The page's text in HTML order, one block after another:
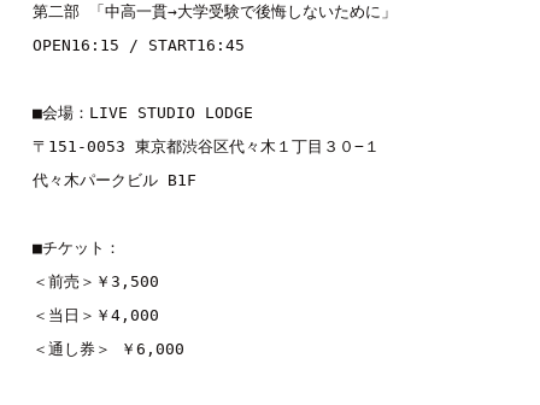
第二部 「中高一貫→大学受験で後悔しないために」
OPEN16:15 / START16:45
■会場：LIVE STUDIO LODGE
〒151-0053 東京都渋谷区代々木１丁目３０−１
代々木パークビル B1F
■チケット：
＜前売＞￥3,500
＜当日＞￥4,000
＜通し券＞ ￥6,000